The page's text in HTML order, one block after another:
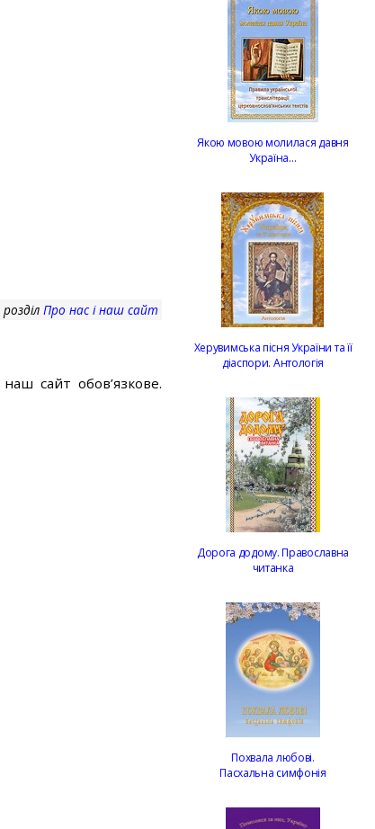
Про нас і наш сайт
сайт обов’язкове.
Якою мовою молилася давня
Україна…
Херувимська пісня України та її
діаспори. Антологія
Дорога додому. Православна
читанка
Похвала любові.
Пасхальна симфонія